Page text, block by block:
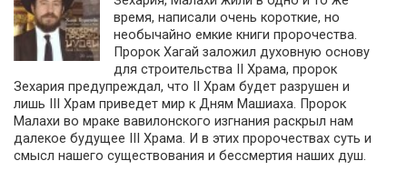
время, написали очень короткие, но
необычайно емкие книги пророчества.
Пророк Хагай заложил духовную основу
для строительства II Храма, пророк
Зехария предупреждал, что II Храм будет разрушен и
лишь III Храм приведет мир к Дням Машиаха. Пророк
Малахи во мраке вавилонского изгнания раскрыл нам
далекое будущее III Храма. И в этих пророчествах суть и
смысл нашего существования и бессмертия наших душ.